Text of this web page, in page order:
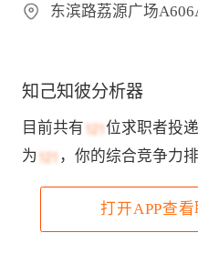
东滨路荔源广场
知己知彼分析器
目前共有
位求职者投
为
，你的综合竞争力
打开APP查